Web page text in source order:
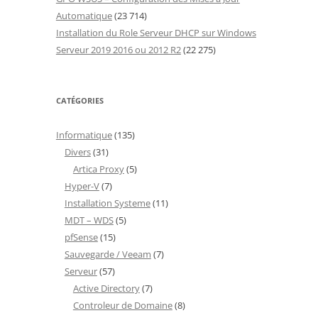
Automatique(23 714)
Installation du Role Serveur DHCP sur Windows
Serveur 2019 2016 ou 2012 R2(22 275)
CATÉGORIES
Informatique(135)
Divers(31)
Artica Proxy(5)
Hyper-V(7)
Installation Systeme(11)
MDT – WDS(5)
pfSense(15)
Sauvegarde / Veeam (7)
Serveur(57)
Active Directory(7)
Controleur de Domaine(8)